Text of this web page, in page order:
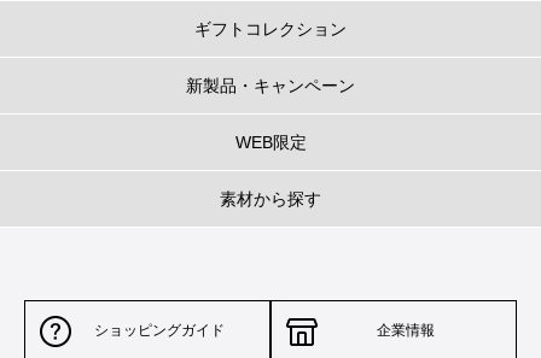
ギフトコレクション
新製品・キャンペーン
WEB限定
素材から探す
ショッピングガイド 企業情報